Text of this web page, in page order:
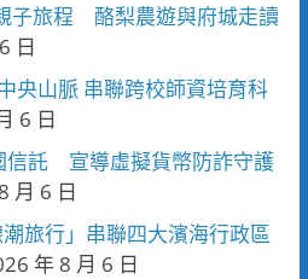
子旅程 酪梨農遊與府城走讀
日
央山脈 串聯跨校師資培育科
6 日
信託 宣導虛擬貨幣防詐守護
月 6 日
旅行」串聯四大濱海行政區
年 8 月 6 日